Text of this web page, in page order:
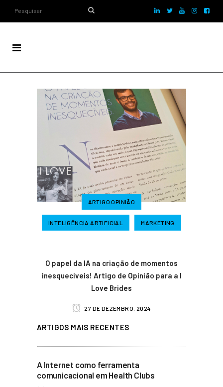
ARTIGO OPINIÃO
INTELIGÊNCIA ARTIFICIAL MARKETING
O papel da IA na criação de momentos
inesquecíveis! Artigo de Opinião para a I
Love Brides
27 DE DEZEMBRO, 2024
ARTIGOS MAIS RECENTES
A Internet como ferramenta
comunicacional em Health Clubs